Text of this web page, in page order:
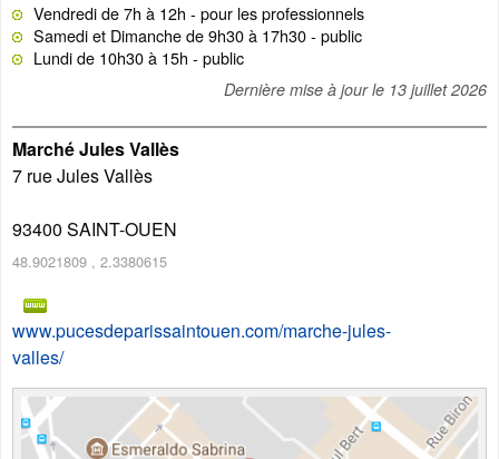
Vendredi de 7h à 12h - pour les professionnels
Samedi et Dimanche de 9h30 à 17h30 - public
Lundi de 10h30 à 15h - public
Dernière mise à jour le 13 juillet 2026
Marché Jules Vallès
7 rue Jules Vallès
93400 SAINT-OUEN
48.9021809 , 2.3380615
www.pucesdeparissaintouen.com/marche-jules-
valles/